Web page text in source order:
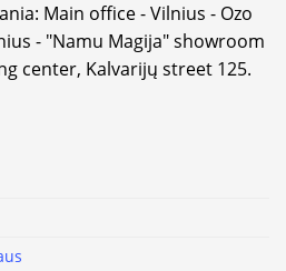
Main office - Vilnius - Ozo
- "Namu Magija" showroom
center, Kalvarijų street 125.